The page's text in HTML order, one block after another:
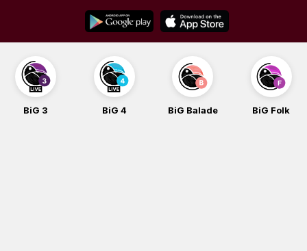
content
BiG 3 BiG 4 BiG Balade BiG Folk